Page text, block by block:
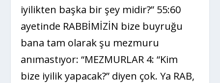
iyilikten başka bir şey midir?” 55:60
ayetinde RABBİMİZİN bize buyruğu
bana tam olarak şu mezmuru
anımastıyor: “MEZMURLAR 4: “Kim
bize iyilik yapacak?” diyen çok. Ya RAB,